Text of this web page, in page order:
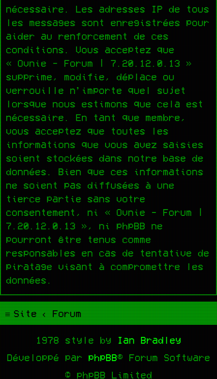
nécessaire. Les adresses IP de tous
les messages sont enregistrées pour
aider au renforcement de ces
conditions. Vous acceptez que
« Ovnie - Forum | 7.20.12.0.13 »
supprime, modifie, déplace ou
verrouille n’importe quel sujet
lorsque nous estimons que cela est
nécessaire. En tant que membre,
vous acceptez que toutes les
informations que vous avez saisies
soient stockées dans notre base de
données. Bien que ces informations
ne soient pas diffusées à une
tierce partie sans votre
consentement, ni « Ovnie - Forum |
7.20.12.0.13 », ni phpBB ne
pourront être tenus comme
responsables en cas de tentative de
piratage visant à compromettre les
données.
Site Forum
1978 style by
Ian Bradley
Développé par phpBB® Forum Software
© phpBB Limited